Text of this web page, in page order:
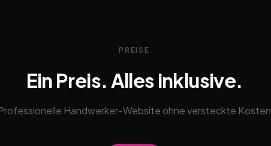
PREISE
Ein Preis. Alles inklusive.
Handwerker-Website ohne versteckte Kosten